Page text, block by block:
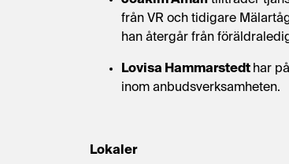
från VR och tidigare
han återgår från
Lovisa Hammarstedt har
inom anbudsverksamheten.
Lokaler